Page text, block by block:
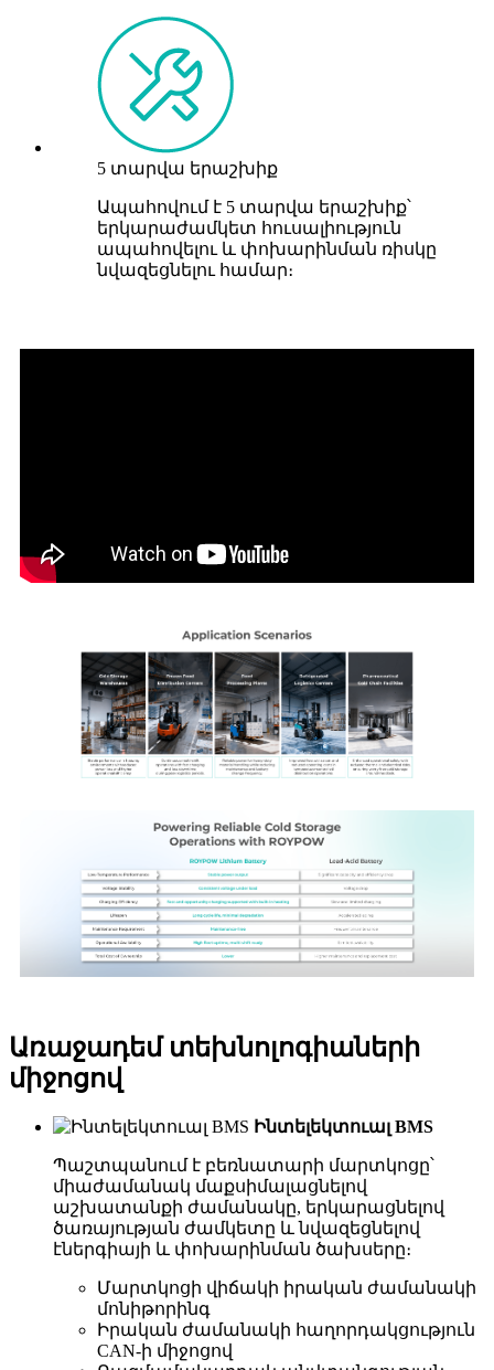
5 տարվա երաշխիք
Ապահովում է 5 տարվա երաշխիք՝
երկարաժամկետ հուսալիություն
ապահովելու և փոխարինման ռիսկը
նվազեցնելու համար։
Առաջադեմ տեխնոլոգիաների
միջոցով
Ինտելեկտուալ BMS
Պաշտպանում է բեռնատարի մարտկոցը՝
միաժամանակ մաքսիմալացնելով
աշխատանքի ժամանակը, երկարացնելով
ծառայության ժամկետը և նվազեցնելով
էներգիայի և փոխարինման ծախսերը։
Մարտկոցի վիճակի իրական ժամանակի
մոնիթորինգ
Իրական ժամանակի հաղորդակցություն
CAN-ի միջոցով